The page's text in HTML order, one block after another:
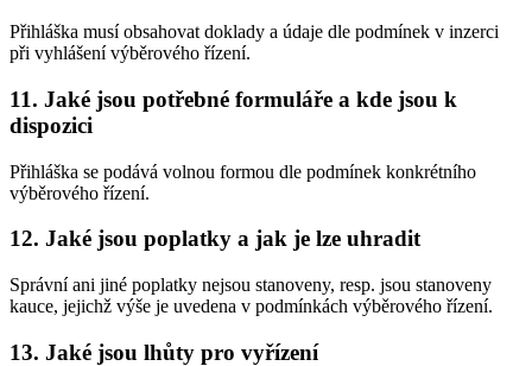
Přihláška musí obsahovat doklady a údaje dle podmínek v inzerci
při vyhlášení výběrového řízení.
11. Jaké jsou potřebné formuláře a kde jsou k
dispozici
Přihláška se podává volnou formou dle podmínek konkrétního
výběrového řízení.
12. Jaké jsou poplatky a jak je lze uhradit
Správní ani jiné poplatky nejsou stanoveny, resp. jsou stanoveny
kauce, jejichž výše je uvedena v podmínkách výběrového řízení.
13. Jaké jsou lhůty pro vyřízení